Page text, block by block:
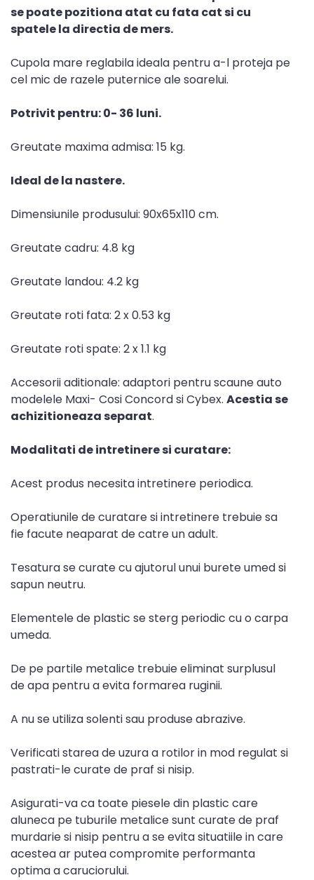
se poate pozitiona atat cu fata cat si cu
spatele la directia de mers.
Cupola mare reglabila ideala pentru a-l proteja pe
cel mic de razele puternice ale soarelui.
Potrivit pentru: 0- 36 luni.
Greutate maxima admisa: 15 kg.
Ideal de la nastere.
Dimensiunile produsului: 90x65x110 cm.
Greutate cadru: 4.8 kg
Greutate landou: 4.2 kg
Greutate roti fata: 2 x 0.53 kg
Greutate roti spate: 2 x 1.1 kg
Accesorii aditionale: adaptori pentru scaune auto
modelele Maxi- Cosi Concord si Cybex. Acestia se
achizitioneaza separat.
Modalitati de intretinere si curatare:
Acest produs necesita intretinere periodica.
Operatiunile de curatare si intretinere trebuie sa
fie facute neaparat de catre un adult.
Tesatura se curate cu ajutorul unui burete umed si
sapun neutru.
Elementele de plastic se sterg periodic cu o carpa
umeda.
De pe partile metalice trebuie eliminat surplusul
de apa pentru a evita formarea ruginii.
A nu se utiliza solenti sau produse abrazive.
Verificati starea de uzura a rotilor in mod regulat si
pastrati-le curate de praf si nisip.
Asigurati-va ca toate piesele din plastic care
aluneca pe tuburile metalice sunt curate de praf
murdarie si nisip pentru a se evita situatiile in care
acestea ar putea compromite performanta
optima a caruciorului.